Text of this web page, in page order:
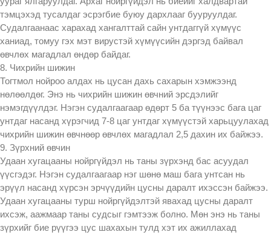
тэмцэхэд тусалдаг эсрэгбие буюу дархлааг бууруулдаг.
Судалгаанаас харахад хангалттай сайн унтдаггүй хүмүүс
ханиад, томуу гэх мэт вирустэй хүмүүсийн дэргэд байвал
өвчлөх магадлал өндөр байдаг.
8. Чихрийн шижин
Тогтмол нойроо алдах нь цусан дахь сахарын хэмжээнд
нөлөөлдөг. Энэ нь чихрийн шижин өвчний эрсдэлийг
нэмэгдүүлдэг. Нэгэн судалгаагаар өдөрт 5 ба түүнээс бага цаг
унтдаг насанд хүрэгчид 7-8 цаг унтдаг хүмүүстэй харьцуулахад
чихрийн шижин өвчнөөр өвчлөх магадлал 2,5 дахин их байжээ.
9. Зүрхний өвчин
Удаан хугацааны нойргүйдэл нь таны зүрхэнд бас асуудал
үүсгэдэг. Нэгэн судалгаагаар нэг шөнө маш бага унтсан нь
эрүүл насанд хүрсэн эрчүүдийн цусны даралт ихэссэн байжээ.
Удаан хугацааны турш нойргүйдэлтэй явахад цусны даралт
ихсэж, аажмаар таны судсыг гэмтээж болно. Мөн энэ нь таны
зүрхийг бие рүүгээ цус шахахын тулд хэт их ажиллахад